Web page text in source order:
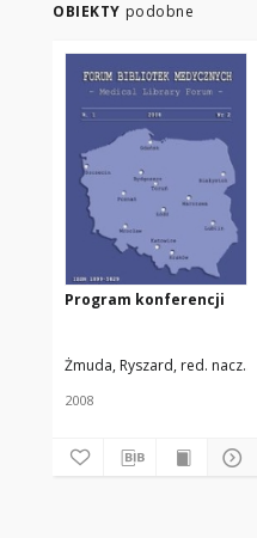
OBIEKTY podobne
Program konferencji
Żmuda, Ryszard, red. nacz.
2008